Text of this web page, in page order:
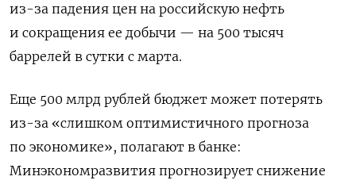
из-за падения цен на российскую нефть
и сокращения ее добычи — на 500 тысяч
баррелей в сутки с марта.
Еще 500 млрд рублей бюджет может потерять
из-за «слишком оптимистичного прогноза
по экономике», полагают в банке:
Минэкономразвития прогнозирует снижение